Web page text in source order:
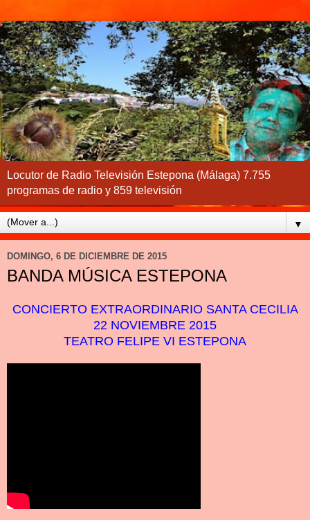
Locutor de Radio Televisión Estepona (Málaga) 7.755
programas de radio y 859 televisión
▼
DOMINGO, 6 DE DICIEMBRE DE 2015
BANDA MÚSICA ESTEPONA
CONCIERTO EXTRAORDINARIO SANTA CECILIA
22 NOVIEMBRE 2015
TEATRO FELIPE VI ESTEPONA